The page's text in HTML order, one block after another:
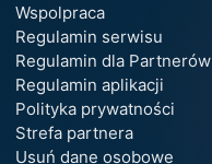
Wspolpraca
Regulamin serwisu
Regulamin dla Partnerów
Regulamin aplikacji
Polityka prywatności
Strefa partnera
Usuń dane osobowe